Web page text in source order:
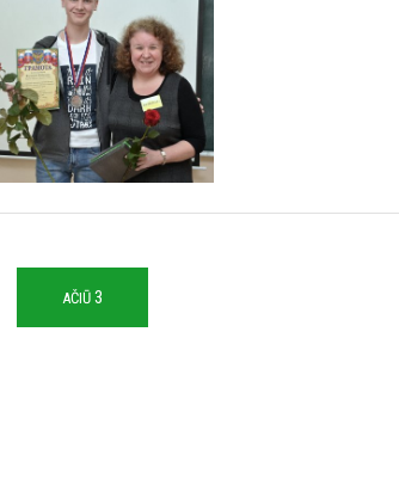
AČIŪ 3